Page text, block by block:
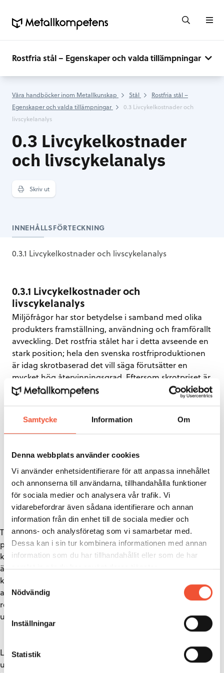
Samtycke Information Om
Denna webbplats använder cookies
Vi använder enhetsidentifierare för att anpassa innehållet
och annonserna till användarna, tillhandahålla funktioner
för sociala medier och analysera vår trafik. Vi
vidarebefordrar även sådana identifierare och annan
information från din enhet till de sociala medier och
annons- och analysföretag som vi samarbetar med.
Dessa kan i sin tur kombinera informationen med annan
information som du har tillhandahållit eller som de har
samlat in när du har använt deras tjänster.
Samtyckesval
Nödvändig
Inställningar
Statistik
Rostfria stål – Egenskaper och valda tillämpningar
Våra handböcker inom Metallkunskap Stål
Rostfria stål –
Egenskaper och valda tillämpningar
0.3 Livcykelkostnader och
livscykelanalys
0.3 Livcykelkostnader
och livscykelanalys
Skriv ut
INNEHÅLLSFÖRTECKNING
0.3.1 Livcykelkostnader och livscykelanalys
0.3.1 Livcykelkostnader och
livscykelanalys
Miljöfrågor har stor betydelse i samband med olika
produkters framställning, användning och framförallt
avveckling. Det rostfria stålet har i detta avseende en
stark position; hela den svenska rostfriproduktionen
är idag skrotbaserad det vill säga förutsätter en
mycket hög återvinningsgrad. Eftersom skrotpriset är
högt så stimuleras återvinningen. Restvärdet på en
skrotad anläggning kan vara avsevärt och
(engelska LCC eller Life Cycle Costing). Metoden ger
ekonomiskt underlag för att konstruera i material
ekonomi. Faktorer som underhållsfrihet premieras
liksom höga restvärden. Material som ger en lägsta
initial kostnad vid investering men på grund av lägre
prestanda sett över längre tid, avslöjas.
Tillämpningar av metoden har exempelvis visat att långa
pipelines för olja och gas bör konstrueras i kolstål, medan
kortare bör göras i rostfritt. En av flera bidragande faktorer
är att inhibitorkostnaden för att skydda
kolstålskonstruktionen inte ökar med ökande längd. Ett
annat LCC-resonemang leder till att produktionsrör av
rostfria material är lönsamma att installera, på grund av
underhållsfriheten, om borrhålets djup överstiger 3000 m.
Livscykelanalys (LCA) är ett kvantitativt verktyg för att
utvärdera miljöbelastningar och miljöfördelar som är